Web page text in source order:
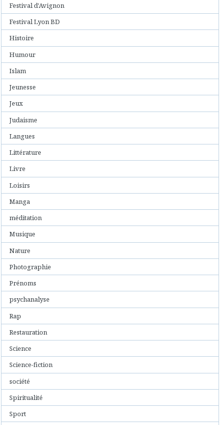
Festival d'Avignon
Festival Lyon BD
Histoire
Humour
Islam
Jeunesse
Jeux
Judaisme
Langues
Littérature
Livre
Loisirs
Manga
méditation
Musique
Nature
Photographie
Prénoms
psychanalyse
Rap
Restauration
Science
Science-fiction
société
Spiritualité
Sport